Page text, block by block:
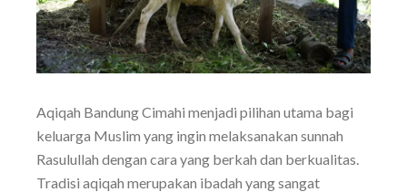
Aqiqah Bandung Cimahi menjadi pilihan utama bagi
keluarga Muslim yang ingin melaksanakan sunnah
Rasulullah dengan cara yang berkah dan berkualitas.
Tradisi aqiqah merupakan ibadah yang sangat